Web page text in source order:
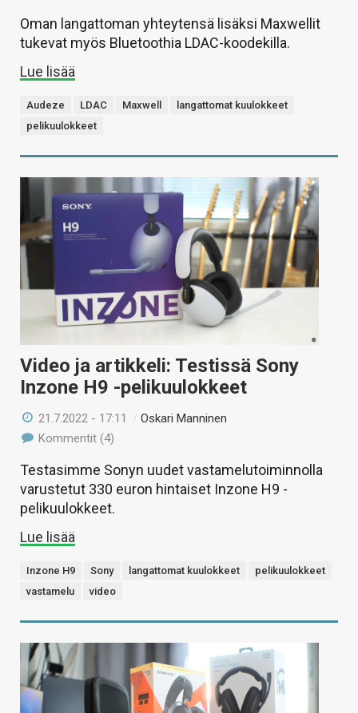
Oman langattoman yhteytensä lisäksi Maxwellit
tukevat myös Bluetoothia LDAC-koodekilla.
Lue lisää
Audeze LDAC Maxwell
langattomat kuulokkeet
pelikuulokkeet
Video ja artikkeli: Testissä Sony
Inzone H9 -pelikuulokkeet
21.7.2022 - 17:11 /Oskari Manninen
Kommentit (4)
Testasimme Sonyn uudet vastamelutoiminnolla
varustetut 330 euron hintaiset Inzone H9 -
pelikuulokkeet.
Lue lisää
Inzone H9 Sony langattomat kuulokkeet
pelikuulokkeet
vastamelu
video